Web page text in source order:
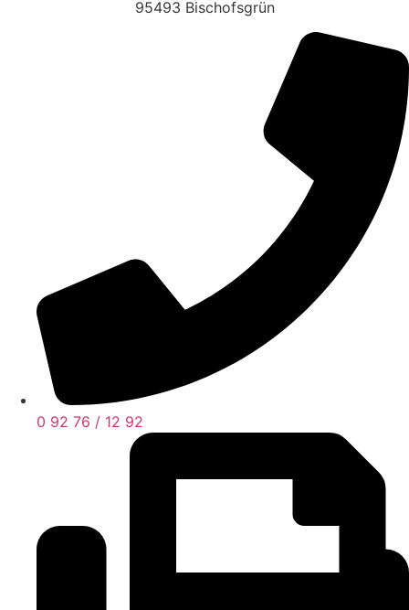
95493 Bischofsgrün
0 92 76 / 12 92